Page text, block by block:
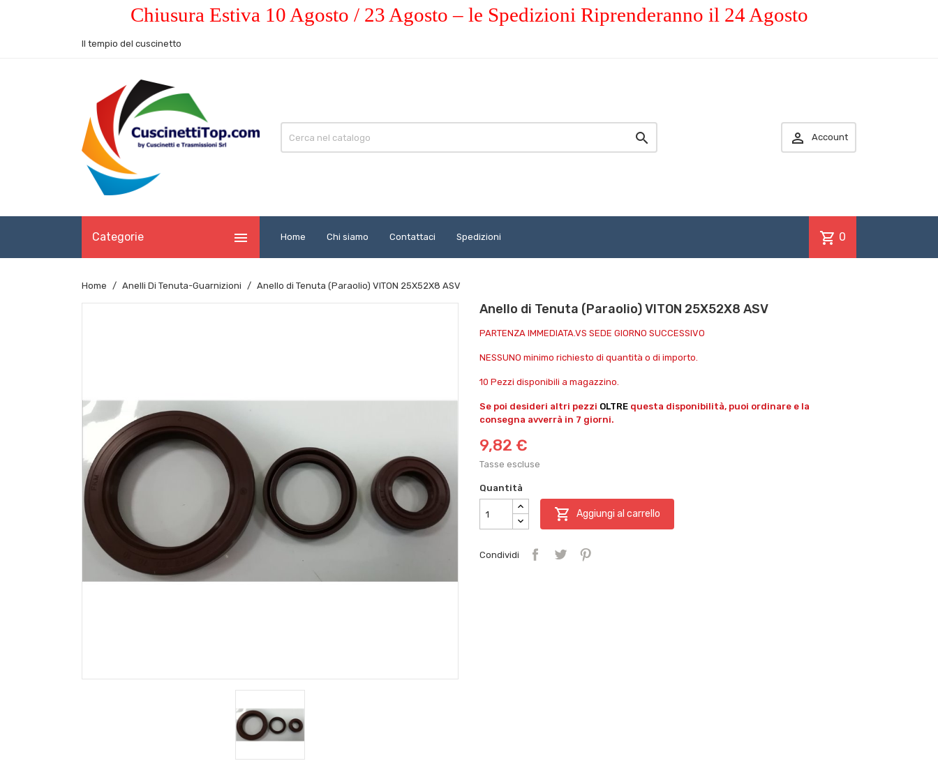
Chiusura Estiva 10 Agosto / 23 Agosto – le Spedizioni Riprenderanno il 24 Agosto
Il tempio del cuscinetto
  Account
Categorie  Home Chi siamo Contattaci Spedizioni shopping_cart 0
Home Anelli Di Tenuta-Guarnizioni Anello di Tenuta (Paraolio) VITON 25X52X8 ASV
Anello di Tenuta (Paraolio) VITON 25X52X8 ASV
PARTENZA IMMEDIATA.VS SEDE GIORNO SUCCESSIVO
NESSUNO minimo richiesto di quantità o di importo.
10 Pezzi disponibili a magazzino.
Se poi desideri altri pezzi OLTRE questa disponibilità, puoi ordinare e la
consegna avverrà in 7 giorni.
9,82 €
Tasse escluse
Quantità
 Aggiungi al carrello
Condividi